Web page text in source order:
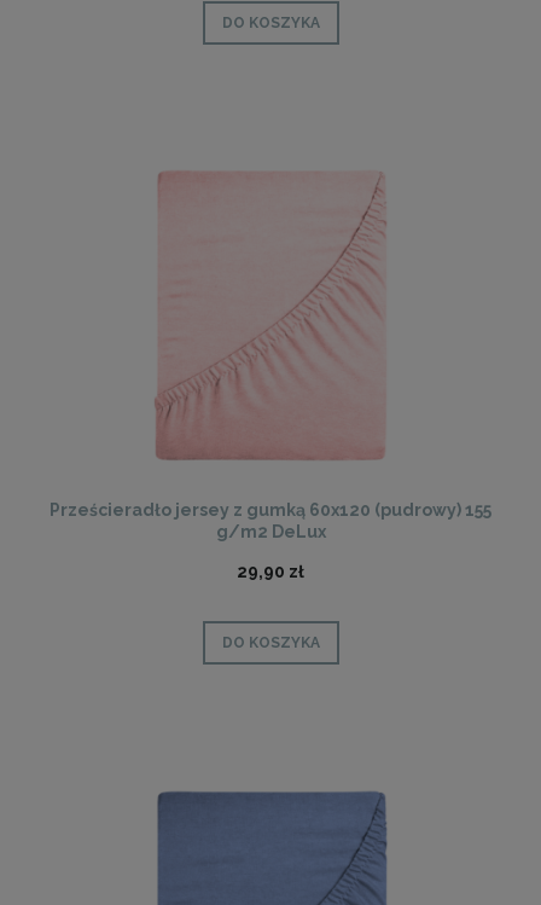
DO KOSZYKA
Prześcieradło jersey z gumką 60x120 (pudrowy) 155
g/m2 DeLux
29,90 zł
DO KOSZYKA